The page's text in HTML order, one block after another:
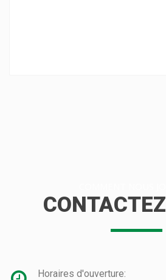
CONTACTEZ
Horaires d'ouverture: